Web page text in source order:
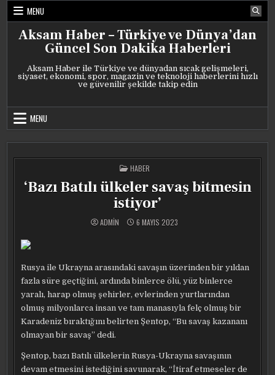
Skip
content
MENU
Aksam Haber – Türkiye ve Dünya’dan
Güncel Son Dakika Haberleri
Aksam Haber ile Türkiye ve dünyadan sıcak gelişmeleri,
siyaset, ekonomi, spor, magazin ve teknoloji haberlerini hızlı
ve güvenilir şekilde takip edin
MENU
POSTED
IN
HABER
‘Bazı Batılı ülkeler savaş bitmesin
istiyor’
ADMIN 6 MAYIS 2023
Rusya ile Ukrayna arasındaki savaşın üzerinden bir yıldan
fazla süre geçtiğini, ardında binlerce ölü, yüz binlerce
yaralı, harap olmuş şehirler, evlerinden yurtlarından
olmuş milyonlarca insan ve tam manasıyla felç olmuş bir
Karadeniz bıraktığını belirten Şentop, “Bu savaş kazananı
olmayan bir savaş” dedi.
Şentop, bazı Batılı ülkelerin Rusya-Ukrayna savaşının
devam etmesini istediğini savunarak, “İtiraf etmeseler de